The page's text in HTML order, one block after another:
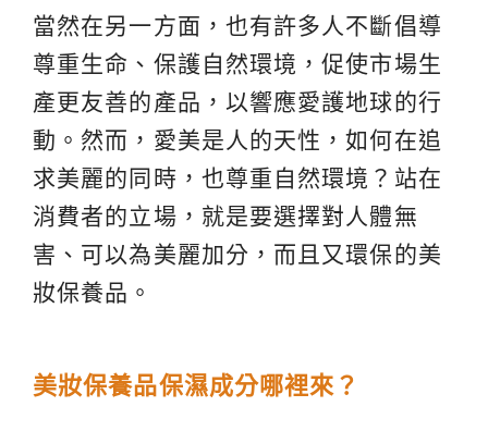
當然在另一方面，也有許多人不斷倡導
尊重生命、保護自然環境，促使市場生
產更友善的產品，以響應愛護地球的行
動。然而，愛美是人的天性，如何在追
求美麗的同時，也尊重自然環境？站在
消費者的立場，就是要選擇對人體無
害、可以為美麗加分，而且又環保的美
妝保養品。
美妝保養品保濕成分哪裡來？